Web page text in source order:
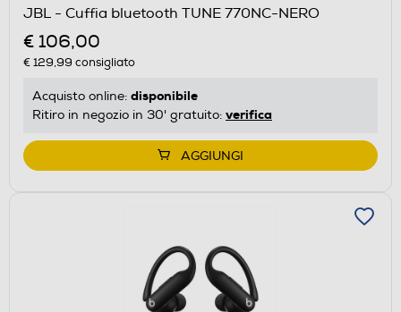
JBL - Cuffia bluetooth TUNE 770NC-NERO
€ 106,00
€ 129,99 consigliato
Acquisto online: disponibile
Ritiro in negozio in 30' gratuito: verifica
AGGIUNGI